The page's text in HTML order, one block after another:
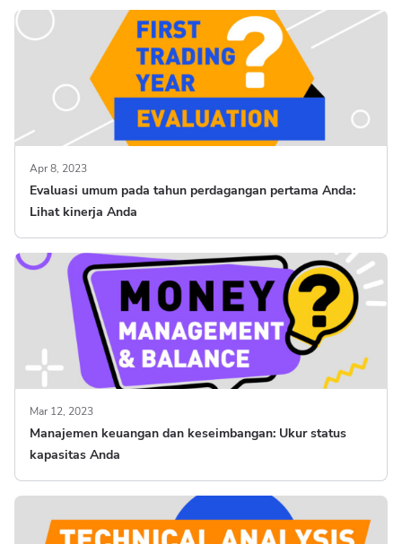
Apr 8, 2023
Evaluasi umum pada tahun perdagangan pertama Anda:
Lihat kinerja Anda
Mar 12, 2023
Manajemen keuangan dan keseimbangan: Ukur status
kapasitas Anda